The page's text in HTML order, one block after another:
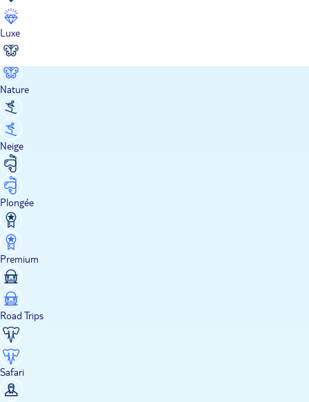
Luxe
Nature
Neige
Plongée
Premium
Road Trips
Safari